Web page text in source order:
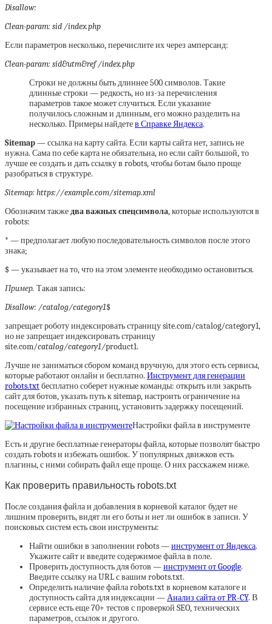
Disallow:
Clean-param: sid /index.php
Если параметров несколько, перечислите их через амперсанд:
Clean-param: sid&utm&ref /index.php
Строки не должны быть длиннее 500 символов. Такие
длинные строки — редкость, но из-за перечисления
параметров такое может случиться. Если указание
получилось сложным и длинным, его можно разделить на
несколько. Примеры найдетев Справке Яндекса.
Sitemap— ссылка на карту сайта. Если карты сайта нет, запись не
нужна. Сама по себе карта не обязательна, но если сайт большой, то
лучше ее создать и дать ссылку в robots, чтобы ботам было проще
разобраться в структуре.
Sitemap: https://example.com/sitemap.xml
Обозначим такжедва важных спецсимвола, которые используются в
robots:
* — предполагает любую последовательность символов после этого
знака;
$ — указывает на то, что на этом элементе необходимо остановиться.
Пример. Такая запись:
Disallow: /catalog/category1$
запрещает роботу индексировать страницу site.com/catalog/category1,
но не запрещает индексировать страницу
site.com/catalog/category1/product1.
Лучше не заниматься сбором команд вручную, для этого есть сервисы,
которые работают онлайн и бесплатно. Инструмент для генерации
robots.txtбесплатно соберет нужные команды: открыть или закрыть
сайт для ботов, указать путь к sitemap, настроить ограничение на
посещение избранных страниц, установить задержку посещений.
Настройки файла в инструменте
Есть и другие бесплатные генераторы файла, которые позволят быстро
создать robots и избежать ошибок. У популярных движков есть
плагины, с ними собирать файл еще проще. О них расскажем ниже.
Как проверить правильность robots.txt
После создания файла и добавления в корневой каталог будет не
лишним проверить, видят ли его боты и нет ли ошибок в записи. У
поисковых систем есть свои инструменты:
Найти ошибки в заполнении robots —инструмент от Яндекса.
Укажите сайт и введите содержимое файла в поле.
Проверить доступность для ботов —инструмент от Google.
Введите ссылку на URL с вашим robots.txt.
Определить наличие файла robots.txt в корневом каталоге и
доступность сайта для индексации —Анализ сайта от PR-CY. В
сервисе есть еще 70+ тестов с проверкой SEO, технических
параметров, ссылок и другого.